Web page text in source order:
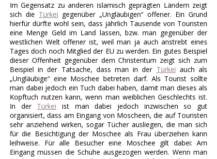
Im Gegensatz zu anderen islamisch geprägten Ländern zeigt
sich die Türkei gegenüber „Ungläubigen“ offener. Ein Grund
hierfür dürfte wohl sein, dass jährlich Tausende von Touristen
eine Menge Geld im Land lassen, bzw. man gegenüber der
westlichen Welt offener ist, weil man ja auch anstrebt eines
Tages doch noch Mitglied der EU zu werden. Ein gutes Beispiel
dieser Offenheit gegenüber dem Christentum zeigt sich zum
Beispiel in der Tatsache, dass man in der Türkei auch als
„Ungläubige“ eine Moschee betreten darf. Als Tourist sollte
man dabei jedoch ein Tuch dabei haben, damit man dieses als
Kopftuch nutzen kann, wenn man weiblichen Geschlechts ist.
In der Türkei ist man dabei jedoch inzwischen so gut
organisiert, dass am Eingang von Moscheen, die auf Touristen
sehr anziehend wirken, sogar Tücher ausliegen, die man sich
für die Besichtigung der Moschee als Frau überziehen kann
leihweise. Für alle Besucher eine Moschee gilt dabei: Am
Eingang müssen die Schuhe ausgezogen werden. Wenn man